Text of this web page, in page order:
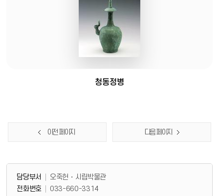
청동정병
이전 페이지 다음 페이지
담당부서 정보 & 컨텐츠 만족도 조사 & 공공저작물 자유이용 허락 표시 담당부서 정보
담당부서
오죽헌・시립박물관
전화번호
033-660-3314